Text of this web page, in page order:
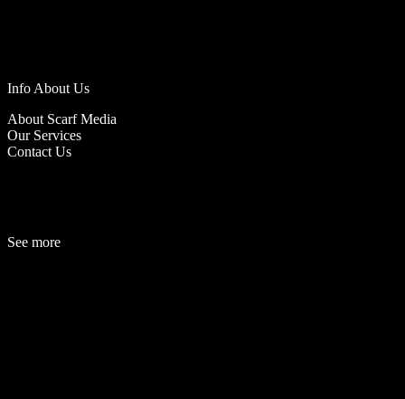
Info About Us
About Scarf Media
Our Services
Contact Us
See more